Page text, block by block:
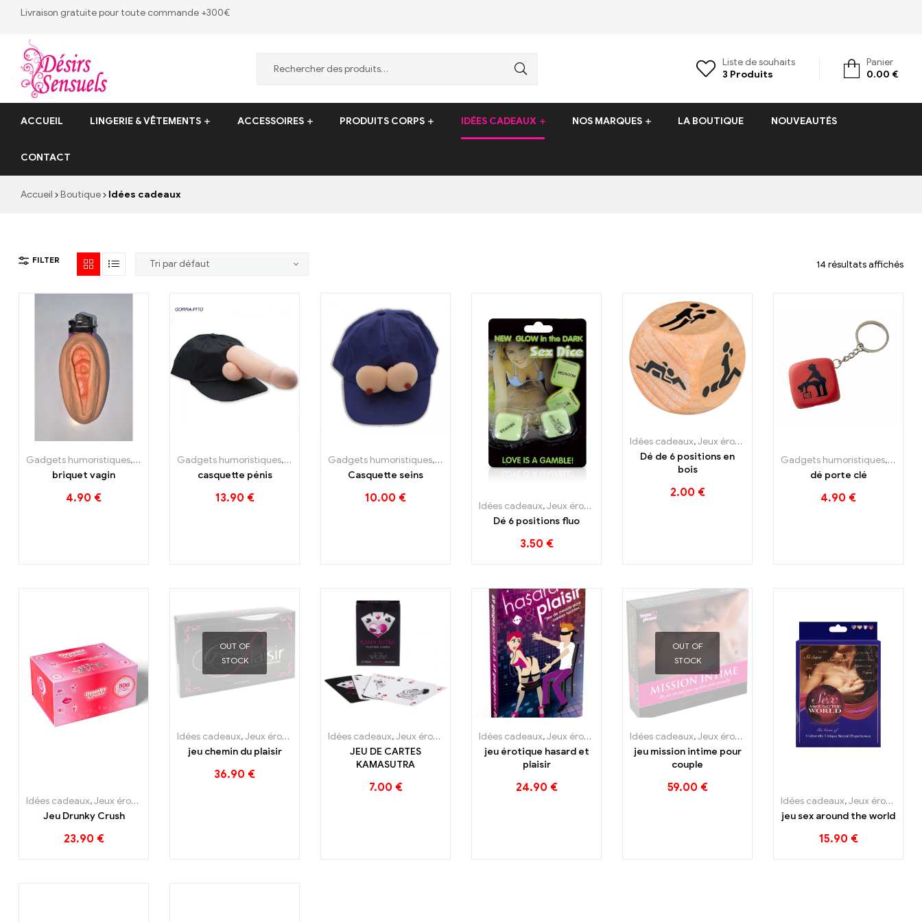
Livraison gratuite pour toute commande +300€
Desirs
Sensuels
Désirs
Sensuels
Victor
77410
Liste de souhaits
3 Produits
Panier
0.00 €
ACCUEIL LINGERIE & VÊTEMENTS ACCESSOIRES PRODUITS CORPS IDÉES CADEAUX NOS MARQUES LA BOUTIQUE NOUVEAUTÉS
CONTACT
Accueil Boutique Idées cadeaux
FILTER 14 résultats affichés
Gadgets humoristiques, Idées cadeaux
briquet vagin
4.90 €
Gadgets humoristiques, Idées cadeaux
casquette pénis
13.90 €
Gadgets humoristiques, Idées cadeaux
Casquette seins
10.00 €
Idées cadeaux,Jeux érotiques
Dé 6 positions fluo
3.50 €
Idées cadeaux,Jeux érotiques
Dé de 6 positions en
bois
2.00 €
Gadgets humoristiques, Idées
dé porte clé
4.90 €
Idées cadeaux,Jeux érotiques
Jeu Drunky Crush
23.90 €
OUT OF
STOCK
Idées cadeaux,Jeux érotiques
jeu chemin du plaisir
36.90 €
Idées cadeaux,Jeux érotiques
JEU DE CARTES
KAMASUTRA
7.00 €
Idées cadeaux,Jeux érotiques
jeu érotique hasard et
plaisir
24.90 €
OUT OF
STOCK
Idées cadeaux,Jeux érotiques
jeu mission intime pour
couple
59.00 €
Idées cadeaux,Jeux érotiques
jeu sex around the world
15.90 €